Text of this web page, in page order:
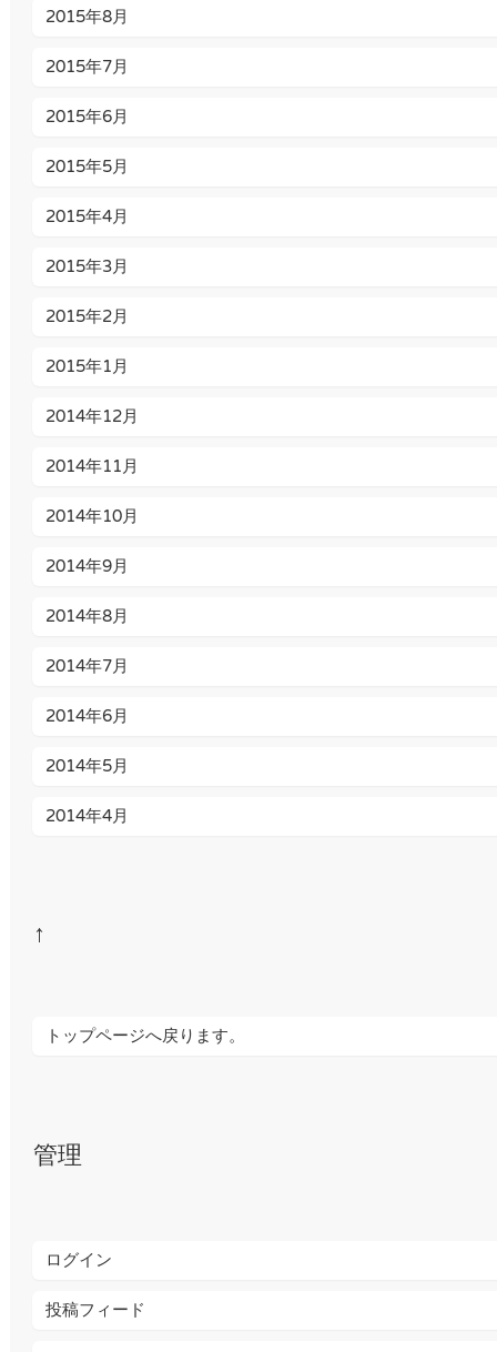
2015年8月
2015年7月
2015年6月
2015年5月
2015年4月
2015年3月
2015年2月
2015年1月
2014年12月
2014年11月
2014年10月
2014年9月
2014年8月
2014年7月
2014年6月
2014年5月
2014年4月
↑
トップページへ戻ります。
管理
ログイン
投稿フィード